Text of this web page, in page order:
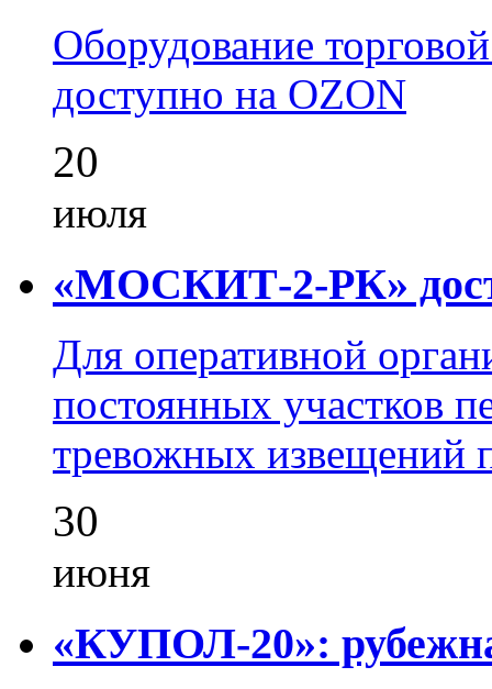
Оборудование
доступно на OZON
20
июля
«МОСКИТ-2-РК»
Для оперативной
постоянных участков
тревожных извещений
30
июня
«КУПОЛ-20»: